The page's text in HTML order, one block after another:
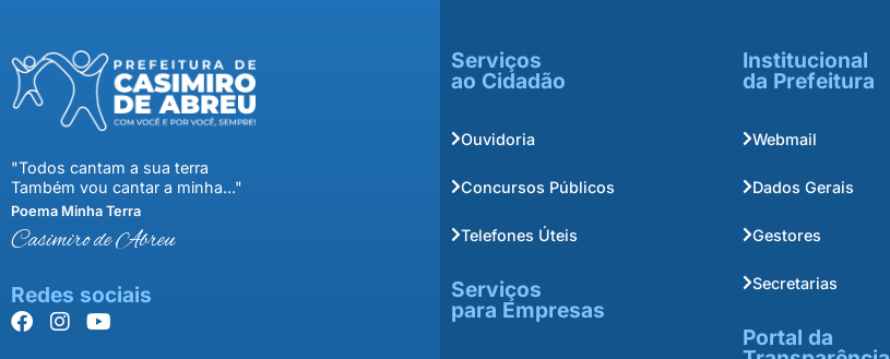
"Todos cantam a sua terra
Também vou cantar a minha..."
Poema Minha Terra
Casimiro de Abreu
Redes sociais
Serviços
ao Cidadão
Ouvidoria
Concursos Públicos
Telefones Úteis
Serviços
para Empresas
Institucional
da Prefeitura
Webmail
Dados Gerais
Gestores
Secretarias
Portal da